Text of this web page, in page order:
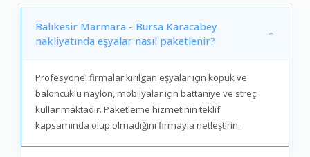
Balıkesir Marmara - Bursa Karacabey
nakliyatında eşyalar nasıl paketlenir?
Profesyonel firmalar kırılgan eşyalar için köpük ve
baloncuklu naylon, mobilyalar için battaniye ve streç
kullanmaktadır. Paketleme hizmetinin teklif
kapsamında olup olmadığını firmayla netleştirin.